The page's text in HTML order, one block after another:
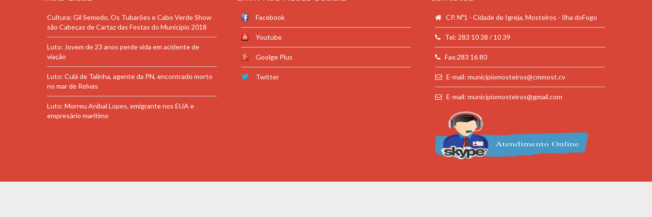
Cultura: Gil Semedo, Os Tubarões e Cabo Verde Show
são Cabeças de Cartaz das Festas do Município 2018
Luto: Jovem de 23 anos perde vida em acidente de
viação
Luto: Culá de Talinha, agente da PN, encontrado morto
no mar de Relvas
Luto: Morreu Aníbal Lopes, emigrante nos EUA e
empresário marítimo
Facebook
Youtube
Goolge Plus
Twitter
CP. Nº1 - Cidade de Igreja, Mosteiros - Ilha doFogo
Tel: 283 10 38 / 10 39
Fax:283 16 80
E-mail: municipiomosteiros@cmmost.cv
E-mail: municipiomosteiros@gmail.com